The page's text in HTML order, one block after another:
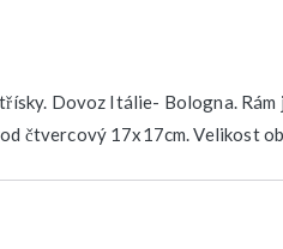
Dovoz Itálie- Bologna.
čtvercový 17x17cm. Velikost